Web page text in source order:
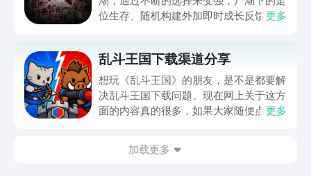
的学习法、杨萃先口语训练营等。 【海
市情感、世情社会、历史军事、悬疑推
理、古风武侠、儿童文学、科幻奇幻、传
奇探险等。 - 优质书籍：《安徒生童话故
事集》、《白鹿原》、《老炮儿》、《锦
绣记》、《悲惨世界》、《床畔》、《当
救世主》、《一句顶一万句》、《源氏物
位生存、随机构建外加即时成长反馈，让
入到这个满是僵尸的世界努力求生，想玩
的可千万别错过，赶快来看一看吧。
更多
乱斗王国下载渠道分享
想玩《乱斗王国》的朋友，是不是都要解
决乱斗王国下载问题。现在网上关于这方
面的内容真的很多，如果大家随便点击陌
app进行下载会更加方便，九游是手游福
更多
加载更多